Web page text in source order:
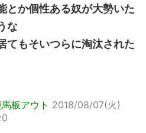
とか個性ある奴が大勢いた
な
てもそいつらに淘汰された
板アウト 2018/08/07(火)